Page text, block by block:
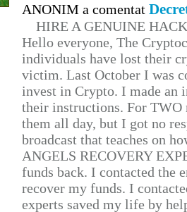
ANONIM a comentat
HIRE A GENUINE
Hello everyone, The
individuals have lost their
victim. Last October I was
invest in Crypto. I made
their instructions. For TWO
them all day, but I got no
broadcast that teaches on
ANGELS RECOVERY
funds back. I contacted the
recover my funds. I
experts saved my life by